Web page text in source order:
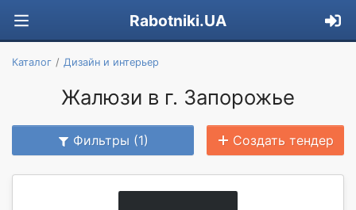
Rabotniki.UA
Каталог Дизайн и интерьер
Жалюзи в г. Запорожье
Фильтры (1) Создать тендер